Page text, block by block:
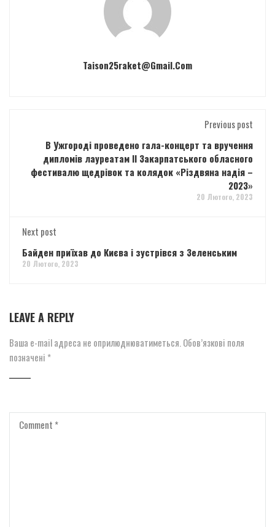
Taison25raket@gmail.com
Previous post
В Ужгороді проведено гала-концерт та вручення
дипломів лауреатам ІІ Закарпатського обласного
фестивалю щедрівок та колядок «Різдвяна надія –
2023»
20 Лютого, 2023
Next post
Байден приїхав до Києва і зустрівся з Зеленським
20 Лютого, 2023
LEAVE A REPLY
Ваша e-mail адреса не оприлюднюватиметься. Обов’язкові поля
позначені *